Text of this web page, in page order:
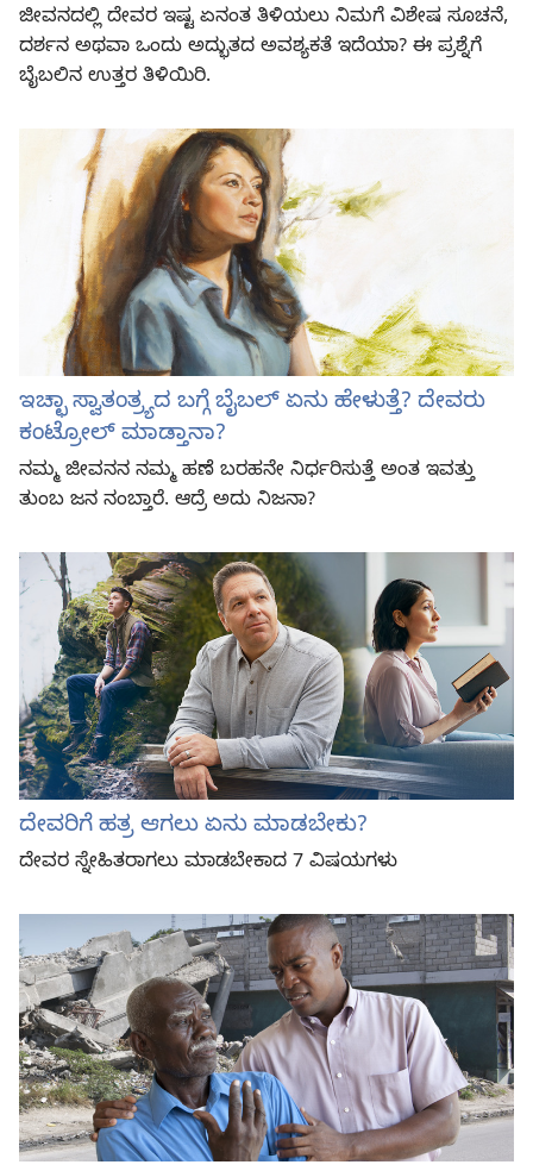
ಜೀವನದಲ್ಲಿ ದೇವರ ಇಷ್ಟ ಏನಂತ ತಿಳಿಯಲು ನಿಮಗೆ ವಿಶೇಷ ಸೂಚನೆ,
ದರ್ಶನ ಅಥವಾ ಒಂದು ಅದ್ಭುತದ ಅವಶ್ಯಕತೆ ಇದೆಯಾ? ಈ ಪ್ರಶ್ನೆಗೆ
ಬೈಬಲಿನ ಉತ್ತರ ತಿಳಿಯಿರಿ.
ಇಚ್ಛಾ ಸ್ವಾತಂತ್ರ್ಯದ ಬಗ್ಗೆ ಬೈಬಲ್‌ ಏನು ಹೇಳುತ್ತೆ? ದೇವರು
ಕಂಟ್ರೋಲ್‌ ಮಾಡ್ತಾನಾ?
ನಮ್ಮ ಜೀವನನ ನಮ್ಮ ಹಣೆ ಬರಹನೇ ನಿರ್ಧರಿಸುತ್ತೆ ಅಂತ ಇವತ್ತು
ತುಂಬ ಜನ ನಂಬ್ತಾರೆ. ಆದ್ರೆ ಅದು ನಿಜನಾ?
ದೇವರಿಗೆ ಹತ್ರ ಆಗಲು ಏನು ಮಾಡಬೇಕು?
ದೇವರ ಸ್ನೇಹಿತರಾಗಲು ಮಾಡಬೇಕಾದ 7 ವಿಷಯಗಳು